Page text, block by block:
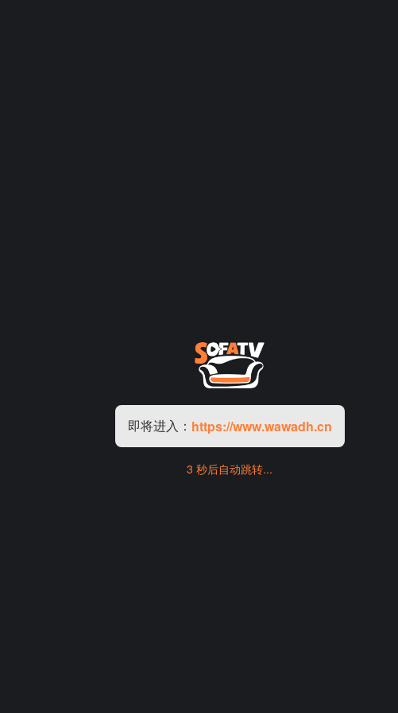
即将进入： https://www.wawadh.cn
3 秒后自动跳转...